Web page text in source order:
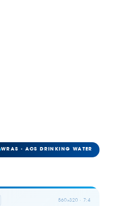
WRAS · ACS DRINKING WATER
560×320 · 7:4